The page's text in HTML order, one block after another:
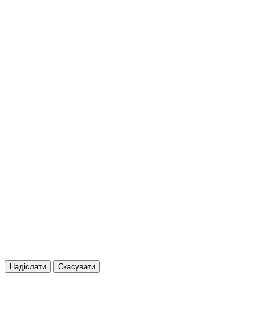
Надіслати Скасувати